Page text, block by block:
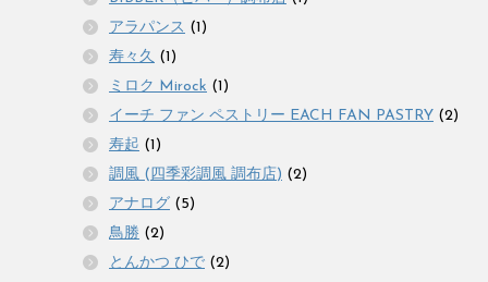
アラパンス (1)
寿々久 (1)
ミロク Mirock (1)
イーチ ファン ペストリー EACH FAN PASTRY (2)
寿起 (1)
調風 (四季彩調風 調布店) (2)
アナログ (5)
鳥勝 (2)
とんかつ ひで (2)